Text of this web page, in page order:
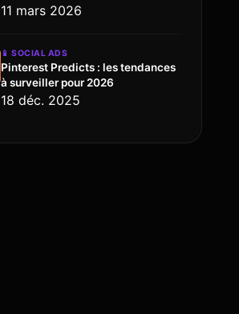
engagement
11 mars 2026
📱 SOCIAL ADS
Pinterest Predicts : les tendances
à surveiller pour 2026
18 déc. 2025